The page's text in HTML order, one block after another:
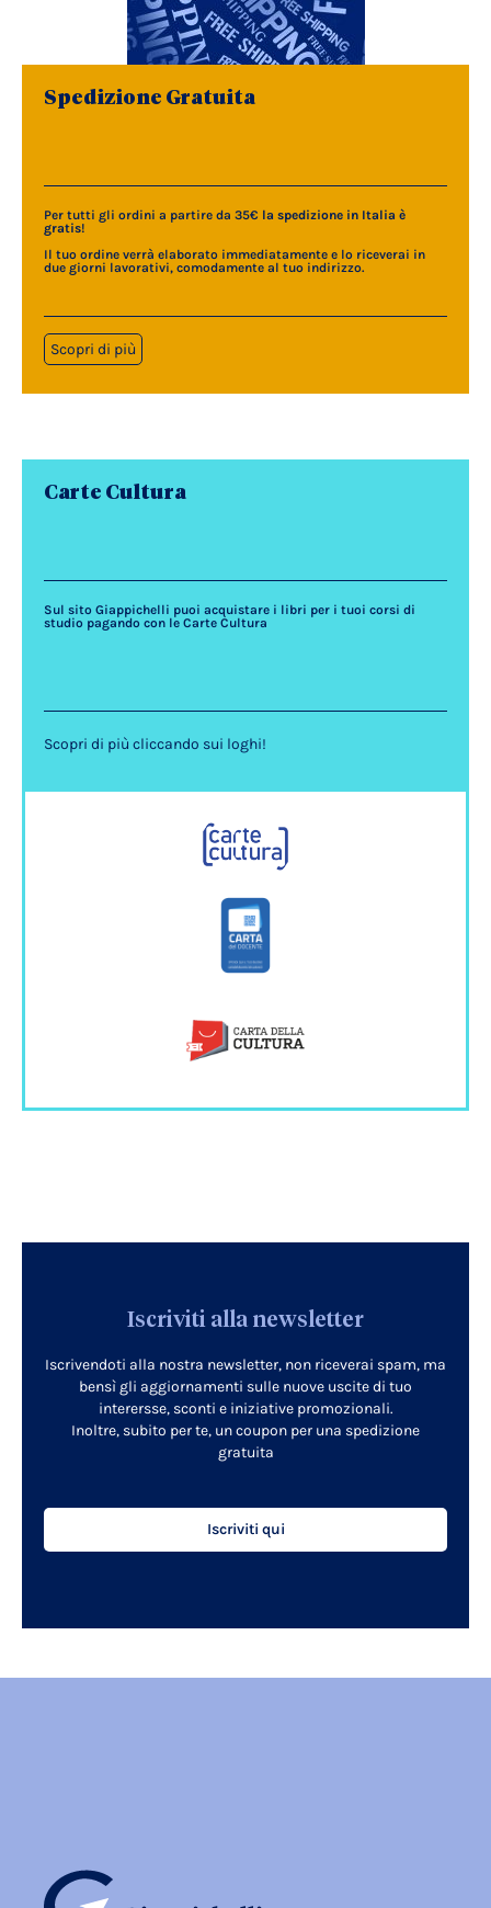
Spedizione Gratuita
Per tutti gli ordini a partire da 35€ la spedizione in Italia è
gratis!
Il tuo ordine verrà elaborato immediatamente e lo riceverai in
due giorni lavorativi, comodamente al tuo indirizzo.
Scopri di più
Carte Cultura
Sul sito Giappichelli puoi acquistare i libri per i tuoi corsi di
studio pagando con le Carte Cultura
Scopri di più cliccando sui loghi!
Iscriviti alla newsletter
Iscrivendoti alla nostra newsletter, non riceverai spam, ma
bensì gli aggiornamenti sulle nuove uscite di tuo
interersse, sconti e iniziative promozionali.
Inoltre, subito per te, un coupon per una spedizione
gratuita
Iscriviti qui